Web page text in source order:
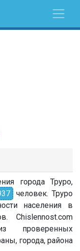
города Труро,
человек. Труро
населения в
Chislennost.com
проверенных
города, района